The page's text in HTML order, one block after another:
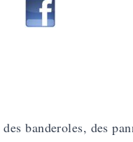
banderoles, des